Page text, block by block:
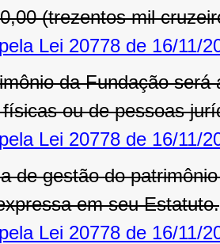
(trezentos mil
Lei 20778 de 16/11/
da Fundação
ou de pessoas
Lei 20778 de 16/11/
de gestão do
em seu Estatuto.
Lei 20778 de 16/11/